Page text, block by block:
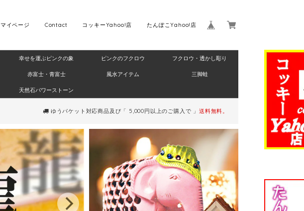
たんぽこYahoo!店
コッキーYahoo!店
Contact
マイページ
Home
幸せを運ぶピンクの象 ピンクのフクロウ フクロウ・透かし彫り
赤富士・青富士 風水アイテム 三脚蛙
天然石パワーストーン
ゆうパケット対応商品及び「 5,000円以上のご購入で 」 送料無料。